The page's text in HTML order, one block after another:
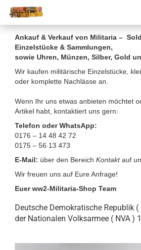
Ankauf & Verkauf von Militaria –
Einzelstücke & Sammlungen,
sowie Uhren, Münzen, Silber, Gold
Wir kaufen militärische Einzelstücke,
oder komplette Nachlässe an.
Wenn Ihr uns etwas anbieten möchtet
Artikel habt, kontaktiert uns gern:
Telefon oder WhatsApp:
0176 – 14 48 42 72
0175 – 56 13 473
E-Mail: über den Bereich Kontakt auf
Wir freuen uns auf Eure Anfrage!
Euer ww2-Militaria-Shop Team
Deutsche Demokratische Republik
der Nationalen Volksarmee ( NVA )